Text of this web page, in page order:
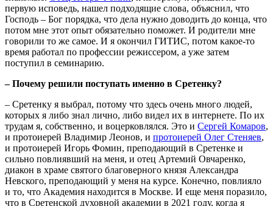
первую исповедь, нашел подходящие слова, объяснил, что
Господь – Бог порядка, что дела нужно доводить до конца, что
потом мне этот опыт обязательно поможет. И родители мне
говорили то же самое. И я окончил ГИТИС, потом какое-то
время работал по профессии режиссером, а уже затем
поступил в семинарию.
– Почему решили поступать именно в Сретенку?
– Сретенку я выбрал, потому что здесь очень много людей,
которых я либо знал лично, либо видел их в интернете. По их
трудам я, собственно, и воцерковлялся. Это и Сергей Комаров,
и протоиерей Владимир Леонов, и протоиерей Олег Стеняев,
и протоиерей Игорь Фомин, преподающий в Сретенке и
сильно повлиявший на меня, и отец Артемий Овчаренко,
диакон в храме святого благоверного князя Александра
Невского, преподающий у меня на курсе. Конечно, повлияло
и то, что Академия находится в Москве. И еще меня поразило,
что в Сретенской духовной академии в 2021 году, когда я